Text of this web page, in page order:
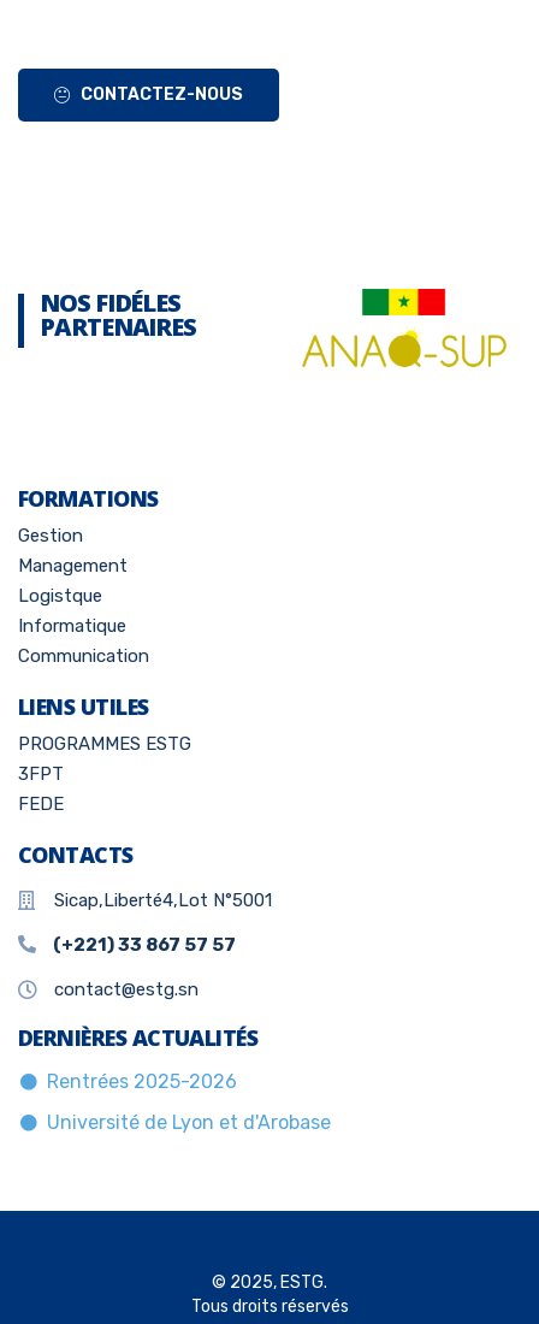
CONTACTEZ-NOUS
NOS FIDÉLES
PARTENAIRES
FORMATIONS
Gestion
Management
Logistque
Informatique
Communication
LIENS UTILES
PROGRAMMES ESTG
3FPT
FEDE
CONTACTS
Sicap,Liberté4,Lot N°5001
(+221) 33 867 57 57
contact@estg.sn
DERNIÈRES ACTUALITÉS
Rentrées 2025-2026
Université de Lyon et d'Arobase
© 2025, ESTG.
Tous droits réservés